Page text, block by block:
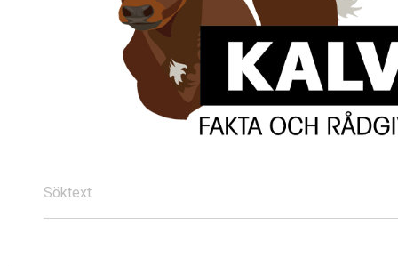
Söktext